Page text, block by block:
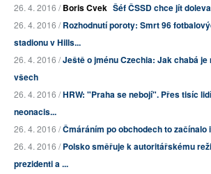
26. 4. 2016 /Boris Cvek Šéf ČSSD chce jít
26. 4. 2016 /Rozhodnutí poroty: Smrt 96
stadionu v Hills...
26. 4. 2016 /Ještě o jménu Czechia: Jak chabá
všech
26. 4. 2016 /HRW: "Praha se nebojí". Přes tisíc
neonacis...
26. 4. 2016 /Čmáráním po obchodech to
26. 4. 2016 /Polsko směřuje k autoritářskému
prezidenti a ...